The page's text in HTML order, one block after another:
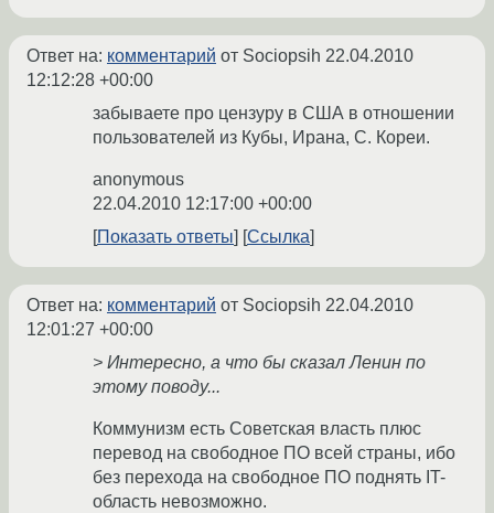
Ответ на: комментарий от Sociopsih 22.04.2010
12:12:28 +00:00
забываете про цензуру в США в отношении
пользователей из Кубы, Ирана, С. Кореи.
anonymous
22.04.2010 12:17:00 +00:00
Показать ответы
Ссылка
Ответ на: комментарий от Sociopsih 22.04.2010
12:01:27 +00:00
> Интересно, а что бы сказал Ленин по
этому поводу...
Коммунизм есть Советская власть плюс
перевод на свободное ПО всей страны, ибо
без перехода на свободное ПО поднять IT-
область невозможно.